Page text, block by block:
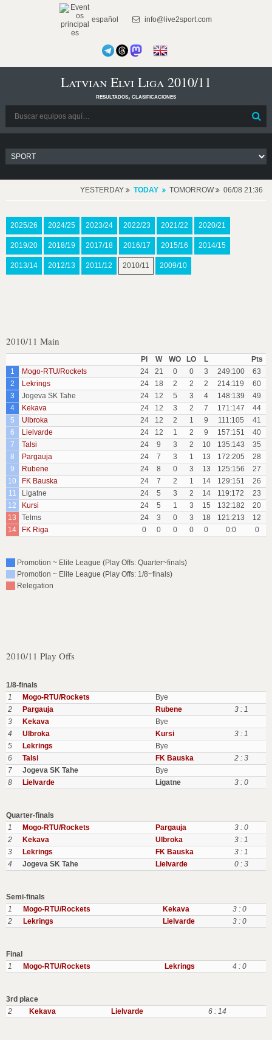
español info@live2sport.com
Latvian Elvi Liga 2010/11
resultados, clasificaciones
YESTERDAY TODAY TOMORROW 06/08 21:36
2025/26 2024/25 2023/24 2022/23 2021/22 2020/21
2019/20 2018/19 2017/18 2016/17 2015/16 2014/15
2013/14 2012/13 2011/12 2010/11 2009/10
2010/11 Main
Pl W WO LO L
Pts
1
Mogo-RTU/Rockets 24 21 0 0 3 249:100
63
2
Lekrings 24 18 2 2 2 214:119
60
3
Jogeva SK Tahe 24 12 5 3 4 148:139
49
4
Kekava 24 12 3 2 7 171:147
44
5
Ulbroka 24 12 2 1 9 111:105
41
6
Lielvarde 24 12 1 2 9 157:151
40
7
Talsi 24 9 3 2 10 135:143
35
8
Pargauja 24 7 3 1 13 172:205
28
9
Rubene 24 8 0 3 13 125:156
27
10
FK Bauska 24 7 2 1 14 129:151
26
11
Ligatne 24 5 3 2 14 119:172
23
12
Kursi 24 5 1 3 15 132:182
20
13
Telms 24 3 0 3 18 121:213
12
14
FK Riga 0 0 0 0 0 0:0 0
Promotion ~ Elite League (Play Offs: Quarter~finals)
Promotion ~ Elite League (Play Offs: 1/8~finals)
Relegation
2010/11 Play Offs
1/8-finals
1
Mogo-RTU/Rockets
Bye
2
Pargauja Rubene
3 : 1
3
Kekava
Bye
4
Ulbroka Kursi
3 : 1
5
Lekrings
Bye
6
Talsi FK Bauska
2 : 3
7
Jogeva SK Tahe
Bye
8
Lielvarde Ligatne 3 : 0
Quarter-finals
1
Mogo-RTU/Rockets Pargauja
3 : 0
2
Kekava Ulbroka
3 : 1
3
Lekrings FK Bauska
3 : 1
4
Jogeva SK Tahe Lielvarde 0 : 3
Semi-finals
1
Mogo-RTU/Rockets Kekava
3 : 0
2
Lekrings Lielvarde 3 : 0
Final
1
Mogo-RTU/Rockets Lekrings 4 : 0
3rd place
2
Kekava Lielvarde 6 : 14